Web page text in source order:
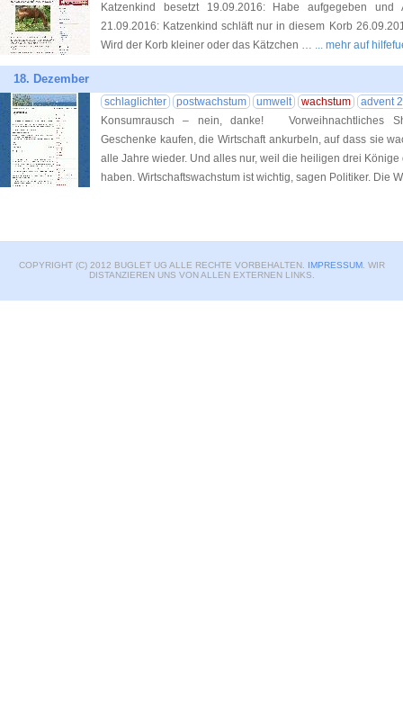
Katzenkind besetzt 19.09.2016: Habe aufgegeben und
21.09.2016: Katzenkind schläft nur in diesem Korb
Wird der Korb kleiner oder das Kätzchen … ... mehr auf
18. Dezember
schlaglichter postwachstum umwelt wachstum
advent
Konsumrausch – nein, danke! Vorweihnachtliches
Geschenke kaufen, die Wirtschaft ankurbeln, auf dass sie
alle Jahre wieder. Und alles nur, weil die heiligen drei
haben. Wirtschaftswachstum ist wichtig, sagen Politiker. Die
COPYRIGHT (C) 2012 BUGLET UG ALLE RECHTE VORBEHALTEN. IMPRESSUM. WIR
DISTANZIEREN UNS VON ALLEN EXTERNEN LINKS.